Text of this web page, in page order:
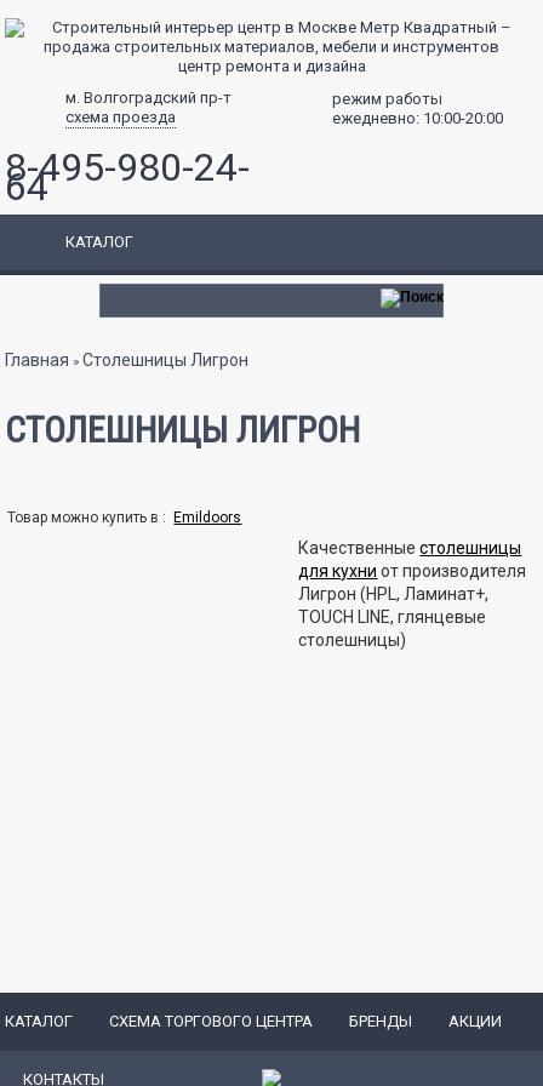
центр ремонта и дизайна
м. Волгоградский пр-т
схема проезда
режим работы
ежедневно: 10:00-20:00
8-495-980-24-
64
КАТАЛОГ
Вы здесь
Главная » Столешницы Лигрон
СТОЛЕШНИЦЫ ЛИГРОН
Товар можно купить в :Emildoors
Качественныестолешницы
для кухни от производителя
Лигрон (HPL, Ламинат+,
TOUCH LINE, глянцевые
столешницы)
КАТАЛОГ СХЕМА ТОРГОВОГО ЦЕНТРА БРЕНДЫ АКЦИИ
КОНТАКТЫ